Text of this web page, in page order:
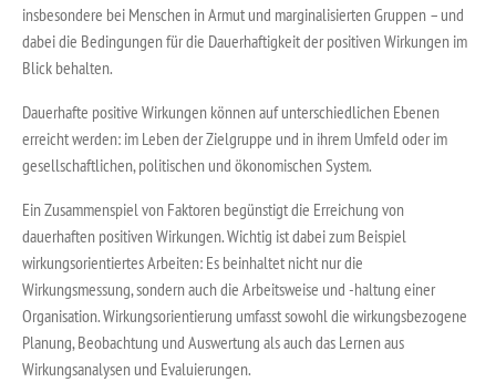
insbesondere bei Menschen in Armut und marginalisierten Gruppen – und
dabei die Bedingungen für die Dauerhaftigkeit der positiven Wirkungen im
Blick behalten.
Dauerhafte positive Wirkungen können auf unterschiedlichen Ebenen
erreicht werden: im Leben der Zielgruppe und in ihrem Umfeld oder im
gesellschaftlichen, politischen und ökonomischen System.
Ein Zusammenspiel von Faktoren begünstigt die Erreichung von
dauerhaften positiven Wirkungen. Wichtig ist dabei zum Beispiel
wirkungsorientiertes Arbeiten: Es beinhaltet nicht nur die
Wirkungsmessung, sondern auch die Arbeitsweise und -haltung einer
Organisation. Wirkungsorientierung umfasst sowohl die wirkungsbezogene
Planung, Beobachtung und Auswertung als auch das Lernen aus
Wirkungsanalysen und Evaluierungen.